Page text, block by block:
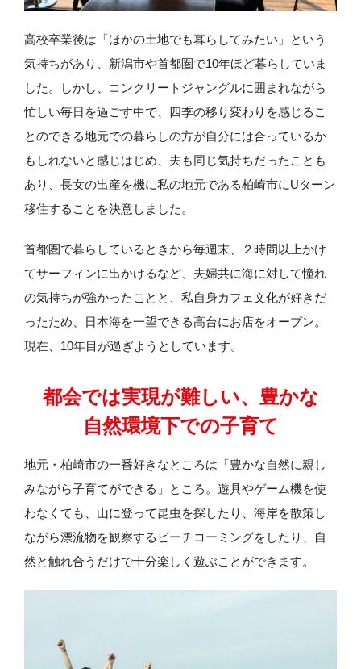
高校卒業後は「ほかの土地でも暮らしてみたい」という
気持ちがあり、新潟市や首都圏で10年ほど暮らしていま
した。しかし、コンクリートジャングルに囲まれながら
忙しい毎日を過ごす中で、四季の移り変わりを感じるこ
とのできる地元での暮らしの方が自分には合っているか
もしれないと感じはじめ、夫も同じ気持ちだったことも
あり、長女の出産を機に私の地元である柏崎市にUターン
移住することを決意しました。
首都圏で暮らしているときから毎週末、２時間以上かけ
てサーフィンに出かけるなど、夫婦共に海に対して憧れ
の気持ちが強かったことと、私自身カフェ文化が好きだ
ったため、日本海を一望できる高台にお店をオープン。
現在、10年目が過ぎようとしています。
都会では実現が難しい、豊かな
自然環境下での子育て
地元・柏崎市の一番好きなところは「豊かな自然に親し
みながら子育てができる」ところ。遊具やゲーム機を使
わなくても、山に登って昆虫を探したり、海岸を散策し
ながら漂流物を観察するビーチコーミングをしたり、自
然と触れ合うだけで十分楽しく遊ぶことができます。